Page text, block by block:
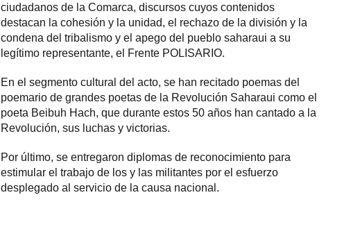
ciudadanos de la Comarca, discursos cuyos contenidos
destacan la cohesión y la unidad, el rechazo de la división y la
condena del tribalismo y el apego del pueblo saharaui a su
legítimo representante, el Frente POLISARIO.
En el segmento cultural del acto, se han recitado poemas del
poemario de grandes poetas de la Revolución Saharaui como el
poeta Beibuh Hach, que durante estos 50 años han cantado a la
Revolución, sus luchas y victorias.
Por último, se entregaron diplomas de reconocimiento para
estimular el trabajo de los y las militantes por el esfuerzo
desplegado al servicio de la causa nacional.